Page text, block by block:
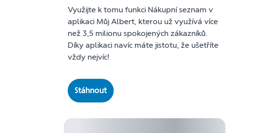
Využijte k tomu funkci Nákupní seznam v
aplikaci Můj Albert, kterou už využívá více
než 3,5 milionu spokojených zákazníků.
Díky aplikaci navíc máte jistotu, že ušetříte
vždy nejvíc!
Stáhnout